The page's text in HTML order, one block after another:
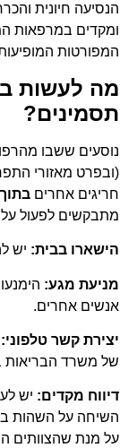
הנסיעה חיונית
ומקדים במרפאות
המפורטות
מה לעשות
תסמינים?
נוסעים ששבו
(ובפרט מאזורי
חריגים אחרים בתוך 21 ימים
מתבקשים לפעול על
הישארו בבית: יש
מניעת מגע:
אנשים אחרים.
יצירת קשר טלפוני:
של משרד הבריאות
דיווח מקדים: יש
השיחה על השהות
על מנת שהצוותים